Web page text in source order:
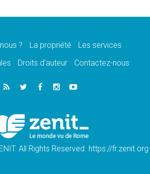
l'Assomption et mémoire nationale
paix commence par l'empathie» estime
cardinal Parolin
Colombie, «la paix ne s'achète pas avec
signature»
? La propriété
Les services
Droits d’auteur Contactez-nous
All Rights Reserved. https://fr.zenit.org